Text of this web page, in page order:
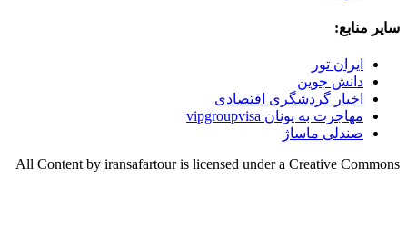
سایر منابع:
ایران تور
دانش جوین
اخبار گردشگری اقتصادی
مهاجرت به یونان vipgroupvisa
صندلی ماساژ
All Content by iransafartour is licensed under a Creative Commons